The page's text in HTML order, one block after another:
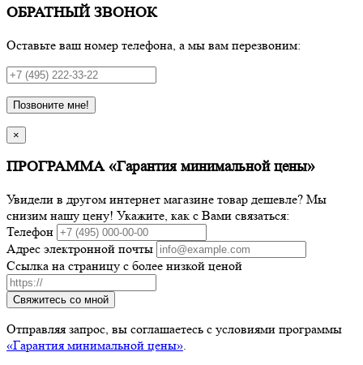
ОБРАТНЫЙ ЗВОНОК
Оставьте ваш номер телефона, а мы вам перезвоним:
Позвоните мне!
×
ПРОГРАММА «Гарантия минимальной цены»
Увидели в другом интернет магазине товар дешевле? Мы
снизим нашу цену! Укажите, как с Вами связаться:
Телефон
Адрес электронной почты
Ссылка на страницу с более низкой ценой
Свяжитесь со мной
Отправляя запрос, вы соглашаетесь с условиями программы
«Гарантия минимальной цены».